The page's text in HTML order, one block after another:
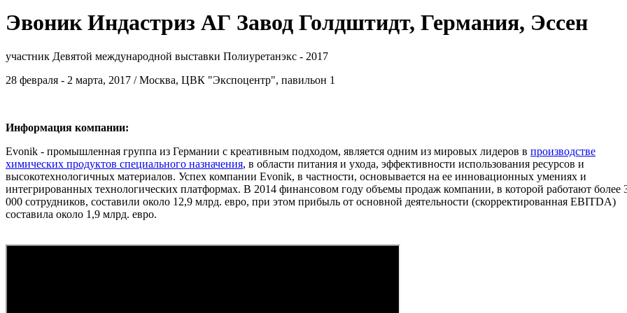
Эвоник Индастриз АГ Завод Голдштидт, Германия, Эссен
участник Девятой международной выставки Полиуретанэкс - 2017
28 февраля - 2 марта, 2017 / Москва, ЦВК "Экспоцентр", павильон 1
Информация компании:
Evonik - промышленная группа из Германии с креативным подходом, является одним из мировых лидеров в производстве
химических продуктов специального назначения, в области питания и ухода, эффективности использования ресурсов и
высокотехнологичных материалов. Успех компании Evonik, в частности, основывается на ее инновационных умениях и
интегрированных технологических платформах. В 2014 финансовом году объемы продаж компании, в которой работают более
000 сотрудников, составили около 12,9 млрд. евро, при этом прибыль от основной деятельности (скорректированная EBITDA)
составила около 1,9 млрд. евро.